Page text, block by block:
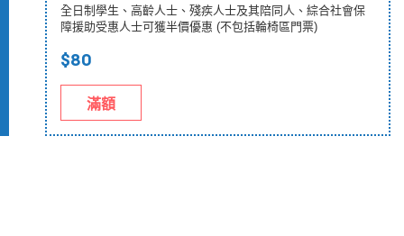
全日制學生、高齡人士、殘疾人士及其陪同人、綜合社會保
障援助受惠人士可獲半價優惠 (不包括輪椅區門票)
$80
滿額